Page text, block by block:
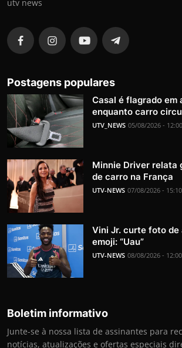
utv news
Postagens populares
Casal é flagrado em
enquanto carro
UTV_NEWS 05/08/2026 - 12:00
Minnie Driver relata
de carro na França
UTV-NEWS 07/08/2026 - 15:10
Vini Jr. curte foto de
emoji: “Uau”
UTV-NEWS 08/08/2026 - 12:00
Boletim informativo
Junte-se à nossa lista de assinantes para
notícias, atualizações e ofertas especiais